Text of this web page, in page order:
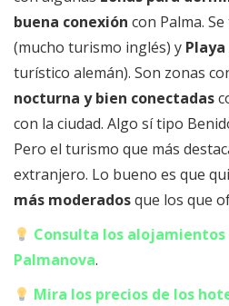
buena conexión con Palma.
(mucho turismo inglés) y
turístico alemán). Son zonas
nocturna y bien conectadas
con la ciudad. Algo sí tipo
Pero el turismo que más
extranjero. Lo bueno es que
más moderadosque los que
Consulta los alojamientos
Palmanova.
Mira los precios de los